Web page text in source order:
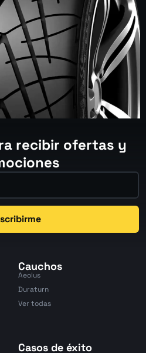
recibir ofertas y
Cauchos
Aeolus
Duraturn
Ver todas
Casos de éxito